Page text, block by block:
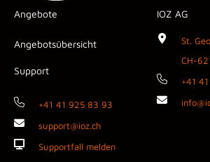
Angebote
Angebotsübersicht
Support
+41 41 925 83 93
support@ioz.ch
Supportfall melden
IOZ AG
St.
CH-
+41